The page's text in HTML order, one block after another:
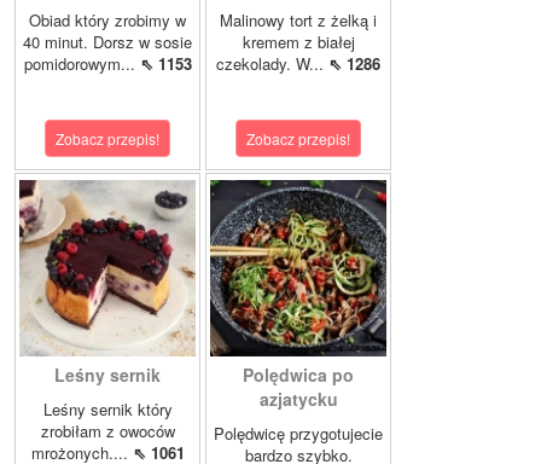
Obiad który zrobimy w
40 minut. Dorsz w sosie
pomidorowym... ⇖ 1153
Zobacz przepis!
Malinowy tort z żelką i
kremem z białej
czekolady. W... ⇖ 1286
Zobacz przepis!
Leśny sernik
Leśny sernik który
zrobiłam z owoców
mrożonych.... ⇖ 1061
Polędwica po
azjatycku
Polędwicę przygotujecie
bardzo szybko.